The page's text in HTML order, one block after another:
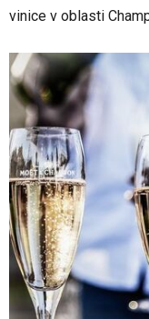
vinice v oblasti